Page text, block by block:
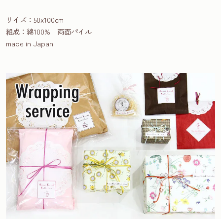
サイズ：50x100cm
組成：綿100% 両面パイル
made in Japan